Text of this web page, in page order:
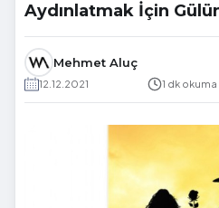
Aydınlatmak İçin
Mehmet Aluç
12.12.2021 1 dk okuma